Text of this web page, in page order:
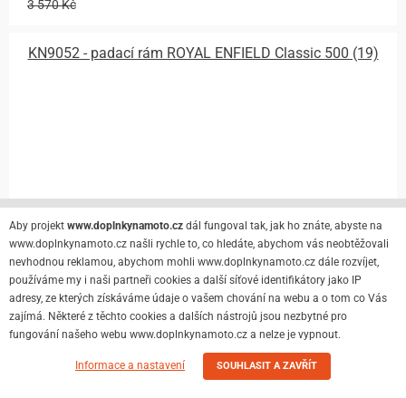
3 570 Kč
KN9052 - padací rám ROYAL ENFIELD Classic 500 (19)
Aby projekt www.doplnkynamoto.cz dál fungoval tak, jak ho znáte, abyste na
www.doplnkynamoto.cz našli rychle to, co hledáte, abychom vás neobtěžovali
nevhodnou reklamou, abychom mohli www.doplnkynamoto.cz dále rozvíjet,
používáme my i naši partneři cookies a další síťové identifikátory jako IP
adresy, ze kterých získáváme údaje o vašem chování na webu a o tom co Vás
zajímá. Některé z těchto cookies a dalších nástrojů jsou nezbytné pro
fungování našeho webu www.doplnkynamoto.cz a nelze je vypnout.
Informace a nastavení SOUHLASIT A ZAVŘÍT